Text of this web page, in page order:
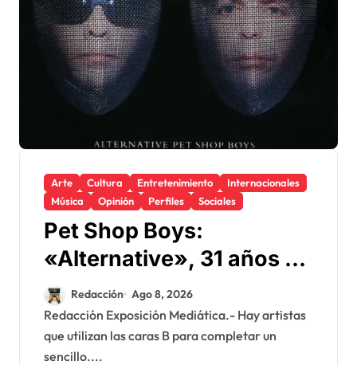
Arte Cultura Entretenimiento
Internacionales
Música
Opinión Perfiles Sociales
Pet Shop Boys:
«Alternative», 31 años de
la otra historia del dúo
que convirtió las caras B
en arte
Redacción Ago 8, 2026
Redacción Exposición Mediática.- Hay artistas
que utilizan las caras B para completar un
sencillo....